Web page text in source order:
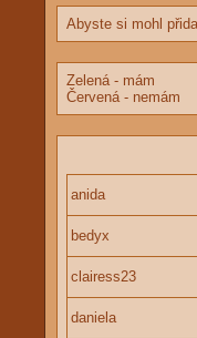
Abyste si mohl
Zelená - mám
Červená - nemám
anida
bedyx
clairess23
daniela